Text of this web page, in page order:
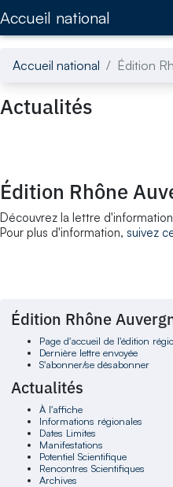
Accueil national
Accueil national Édition
Actualités
Édition Rhône
Découvrez la lettre
Pour plus d'information, suivez
Édition Rhône
Page d'accueil de l'édition
Dernière lettre envoyée
S'abonner/se désabonner
Actualités
À l'affiche
Informations régionales
Dates Limites
Manifestations
Potentiel Scientifique
Rencontres Scientifiques
Archives